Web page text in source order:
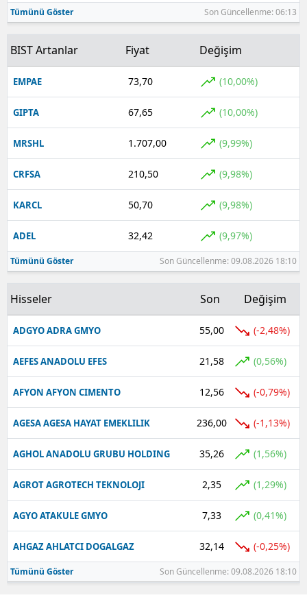
Tümünü Göster Son Güncellenme: 06:13
BIST Artanlar Fiyat Değişim
EMPAE 73,70 (10,00%)
GIPTA 67,65 (10,00%)
MRSHL 1.707,00 (9,99%)
CRFSA 210,50 (9,98%)
KARCL 50,70 (9,98%)
ADEL 32,42 (9,97%)
Tümünü Göster Son Güncellenme: 09.08.2026 18:10
Hisseler Son Değişim
ADGYO ADRA GMYO 55,00 (-2,48%)
AEFES ANADOLU EFES 21,58 (0,56%)
AFYON AFYON CIMENTO 12,56 (-0,79%)
AGESA AGESA HAYAT EMEKLILIK 236,00 (-1,13%)
AGHOL ANADOLU GRUBU HOLDING 35,26 (1,56%)
AGROT AGROTECH TEKNOLOJI 2,35 (1,29%)
AGYO ATAKULE GMYO 7,33 (0,41%)
AHGAZ AHLATCI DOGALGAZ 32,14 (-0,25%)
Tümünü Göster Son Güncellenme: 09.08.2026 18:10